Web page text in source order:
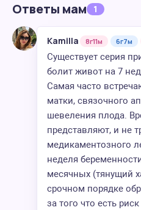
Ответы мам 1
Kamilla 8г11м 6г7м
Существует серия
болит живот на 7
Самая часто
матки, связочного
шевеления плода.
представляют, и не
медикаментозного
неделя
месячных (тянущий
срочном порядке
за того что есть